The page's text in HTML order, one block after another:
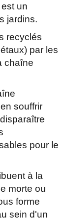
un
jardins.
recyclés
par les
chaîne
souffrir
pour le
à la
morte ou
forme
sein d'un